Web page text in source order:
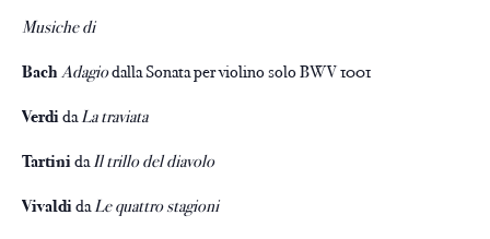
Musiche di
Bach Adagiodalla Sonata per violino solo BWV 1001
VerdidaLa traviata
TartinidaIl trillo del diavolo
VivaldidaLe quattro stagioni